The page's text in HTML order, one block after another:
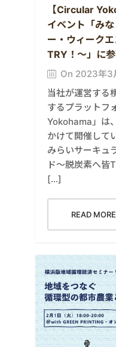
【Circular
イベント「み
ー・ウィーク
TRY！〜」に
On 2023年3
当社が運営する
するプラットフ
Yokohama」は
かけて開催して
みらいサーキュ
ド〜脱炭素へ皆
[…]
READ MORE